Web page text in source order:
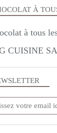
À
CUISINE